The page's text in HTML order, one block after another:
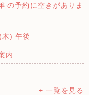
の予約に空きがありま
木) 午後
内
+ 一覧を見る